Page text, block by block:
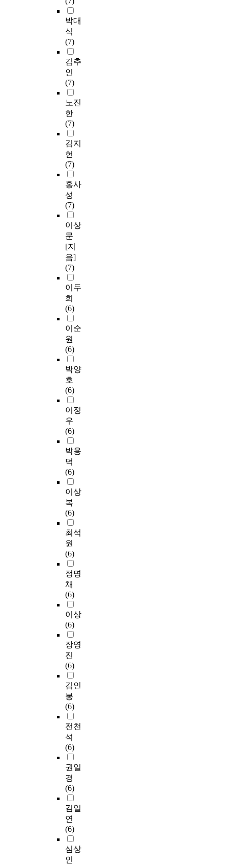
박대
식
(7)
김추
인
(7)
노진
한
(7)
김지
헌
(7)
홍사
성
(7)
이상
문
[지
음]
(7)
이두
희
(6)
이순
원
(6)
박양
호
(6)
이정
우
(6)
박용
덕
(6)
이상
복
(6)
최석
원
(6)
정명
채
(6)
이상
(6)
장영
진
(6)
김인
봉
(6)
전천
석
(6)
권일
경
(6)
김일
연
(6)
심상
인